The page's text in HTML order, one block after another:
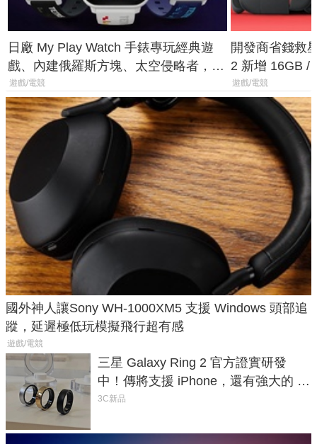
日廠 My Play Watch 手錶專玩經典遊
戲、內建俄羅斯方塊、太空侵略者，不
過竟然不能連手機？
遊戲/電競
開發商省錢救
2 新增 16GB /
選擇
遊戲/電競
國外神人讓Sony WH-1000XM5 支援 Windows 頭部追
蹤，延遲極低玩模擬飛行超有感
遊戲/電競
三星 Galaxy Ring 2 官方證實研發
中！傳將支援 iPhone，還有強大的 AI
與智慧家電連動功能
3C新品